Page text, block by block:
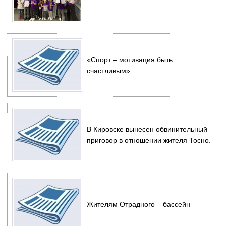
«Спорт – мотивация быть
счастливым»
В Кировске вынесен обвинительный
приговор в отношении жителя Тосно.
Жителям Отрадного – бассейн